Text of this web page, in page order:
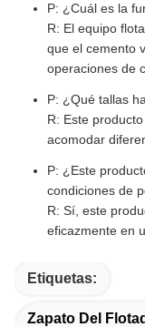
P: ¿Cuál es la
R: El equipo
que el cemento
operaciones de
P: ¿Qué tallas
R: Este
acomodar
P: ¿Este
condiciones de
R: Sí, este
eficazmente en
Etiquetas:
Zapato Del